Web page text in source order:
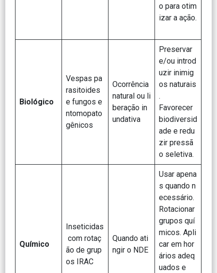
o para otim
izar a ação.
Biológico
Vespas pa
rasitoides
e fungos e
ntomopato
gênicos
Ocorrência
natural ou li
beração in
undativa
Preservar
e/ou introd
uzir inimig
os naturais
.
Favorecer
biodiversid
ade e redu
zir pressã
o seletiva.
Químico
Inseticidas
com rotaç
ão de grup
os IRAC
Quando ati
ngir o NDE
Usar apena
s quando n
ecessário.
Rotacionar
grupos quí
micos. Apli
car em hor
ários adeq
uados e